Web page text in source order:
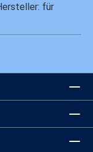
für